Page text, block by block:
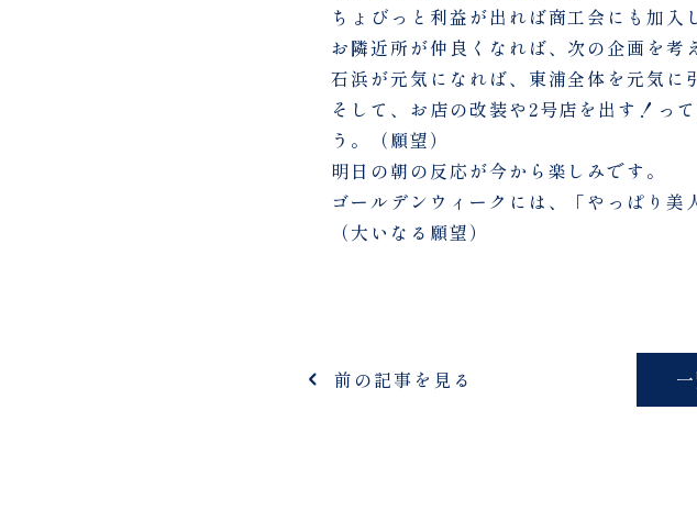
ちょびっと利益が出れば商工会にも加入
お隣近所が仲良くなれば、次の企画を考
石浜が元気になれば、東浦全体を元気に
そして、お店の改装や2号店を出す！っ
う。（願望）
明日の朝の反応が今から楽しみです。
ゴールデンウィークには、「やっぱり美
（大いなる願望）
前の記事を見る